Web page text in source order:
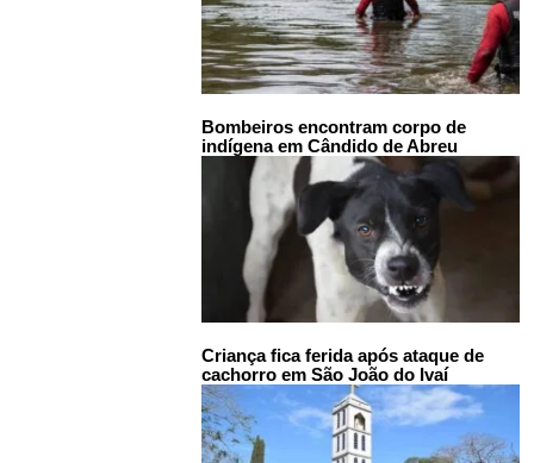
Bombeiros encontram corpo de
indígena em Cândido de Abreu
Criança fica ferida após ataque de
cachorro em São João do Ivaí